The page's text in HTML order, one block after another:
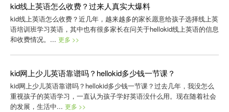
kid线上英语怎么收费？过来人真实大爆料
kid线上英语怎么收费？近几年，越来越多的家长愿意给孩子选择线上英
语培训班学习英语，其中也有很多家长在问关于hellokid线上英语的信息
和收费情况。... 更多 >>
kid网上少儿英语靠谱吗？hellokid多少钱一节课？
kid网上少儿英语靠谱吗？hellokid多少钱一节课？过去几年，我没怎么
重视孩子的英语学习，一直认为孩子学好英语没什么用。现在随着社会
的发展，生活中... 更多 >>